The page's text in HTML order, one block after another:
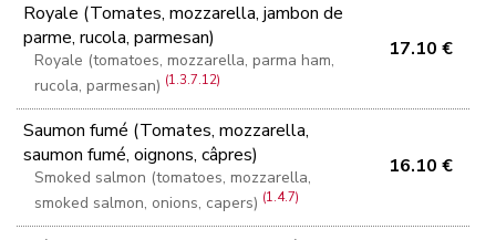
Royale (Tomates, mozzarella, jambon de
parme, rucola, parmesan)
Royale (tomatoes, mozzarella, parma ham,
rucola, parmesan) (1.3.7.12)
17.10 €
Saumon fumé (Tomates, mozzarella,
saumon fumé, oignons, câpres)
Smoked salmon (tomatoes, mozzarella,
smoked salmon, onions, capers) (1.4.7)
16.10 €